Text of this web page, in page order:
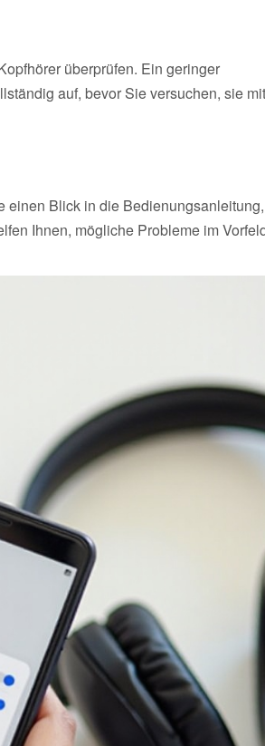
überprüfen. Ein geringer
auf, bevor Sie versuchen, sie mit
einen Blick in die Bedienungsanleitung,
Ihnen, mögliche Probleme im